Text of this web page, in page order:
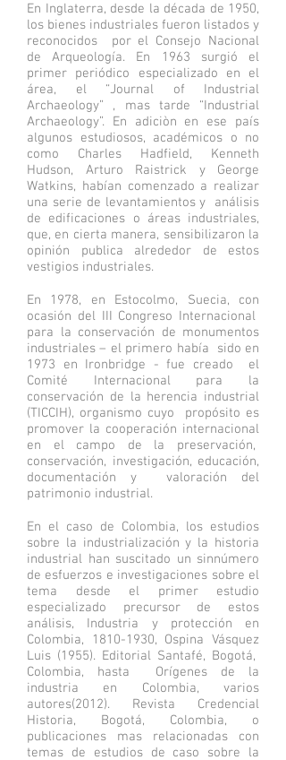
En Inglaterra, desde la década de 1950,
los bienes industriales fueron listados y
reconocidos por el Consejo Nacional
de Arqueología. En 1963 surgió el
primer periódico especializado en el
área, el “Journal of Industrial
Archaeology” , mas tarde “Industrial
Archaeology”. En adiciòn en ese país
algunos estudiosos, académicos o no
como Charles Hadfield, Kenneth
Hudson, Arturo Raistrick y George
Watkins, habían comenzado a realizar
una serie de levantamientos y análisis
de edificaciones o áreas industriales,
que, en cierta manera, sensibilizaron la
opinión publica alrededor de estos
vestigios industriales.
En 1978, en Estocolmo, Suecia, con
ocasión del III Congreso Internacional
para la conservación de monumentos
industriales – el primero había sido en
1973 en Ironbridge - fue creado el
Comité Internacional para la
conservación de la herencia industrial
(TICCIH), organismo cuyo propósito es
promover la cooperación internacional
en el campo de la preservación,
conservación, investigación, educación,
documentación y valoración del
patrimonio industrial.
En el caso de Colombia, los estudios
sobre la industrialización y la historia
industrial han suscitado un sinnúmero
de esfuerzos e investigaciones sobre el
tema desde el primer estudio
especializado precursor de estos
análisis, Industria y protección en
Colombia,
1810-1930, Ospina Vásquez
Luis (1955). Editorial Santafé, Bogotá,
Colombia, hasta Orígenes de la
industria en Colombia, varios
autores(2012). Revista Credencial
Historia, Bogotá, Colombia, o
publicaciones mas relacionadas con
temas de estudios de caso sobre la